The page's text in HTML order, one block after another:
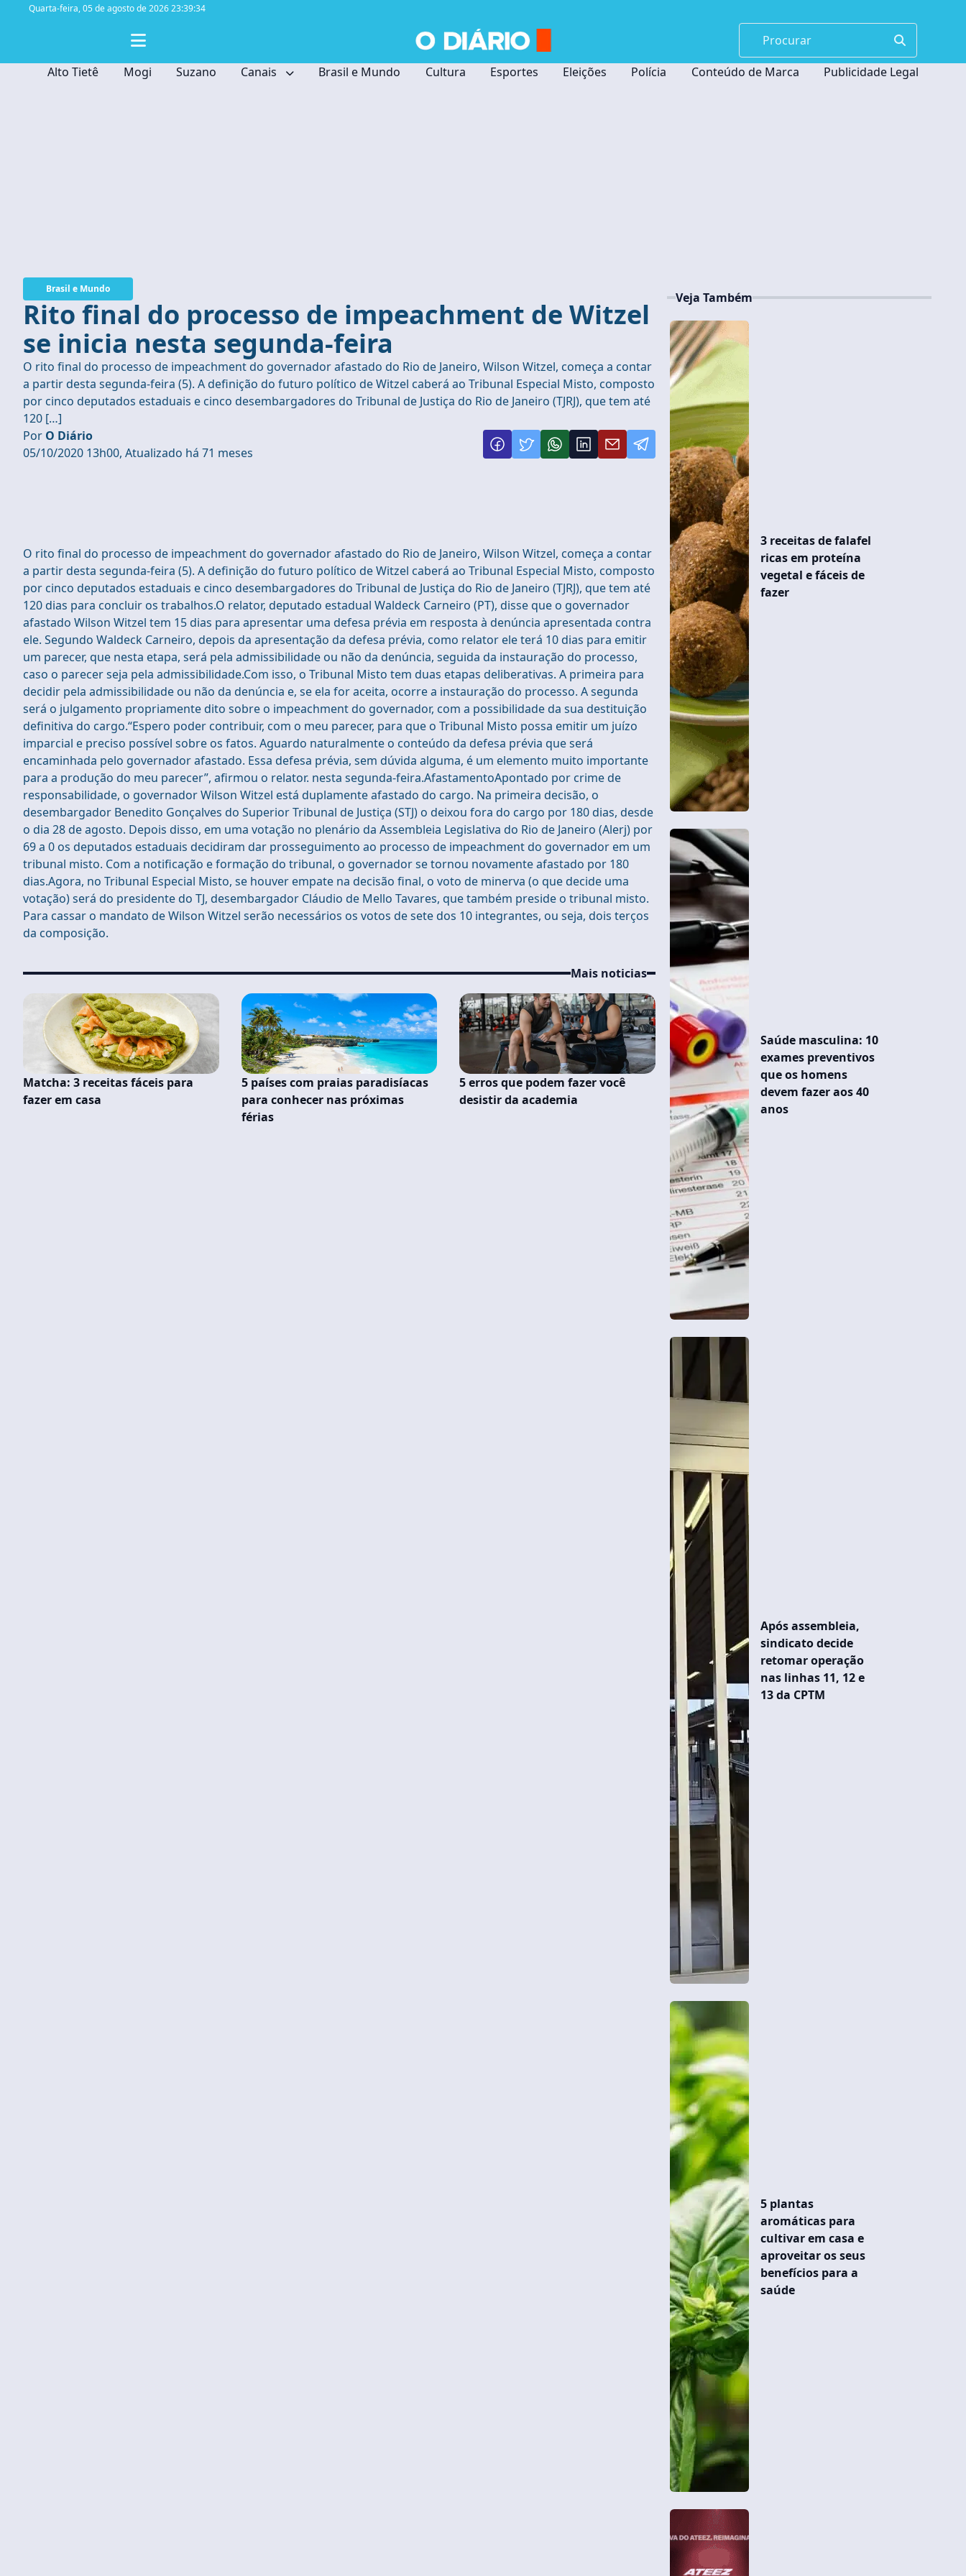
Quarta-feira,05 de agosto de 2026 23:39:35
Alto Tietê Mogi Suzano Canais Brasil e Mundo Cultura Esportes Eleições Polícia Conteúdo de Marca Publicidade Legal
Brasil e Mundo
Rito final do processo de impeachment de Witzel
se inicia nesta segunda-feira
O rito final do processo de impeachment do governador afastado do Rio de Janeiro, Wilson Witzel, começa a contar
a partir desta segunda-feira (5). A definição do futuro político de Witzel caberá ao Tribunal Especial Misto, composto
por cinco deputados estaduais e cinco desembargadores do Tribunal de Justiça do Rio de Janeiro (TJRJ), que tem até
120 […]
Por O Diário
05/10/2020 13h00, Atualizado há 71 meses
O rito final do processo de impeachment do governador afastado do Rio de Janeiro, Wilson Witzel, começa a contar
a partir desta segunda-feira (5). A definição do futuro político de Witzel caberá ao Tribunal Especial Misto, composto
por cinco deputados estaduais e cinco desembargadores do Tribunal de Justiça do Rio de Janeiro (TJRJ), que tem até
120 dias para concluir os trabalhos.O relator, deputado estadual Waldeck Carneiro (PT), disse que o governador
afastado Wilson Witzel tem 15 dias para apresentar uma defesa prévia em resposta à denúncia apresentada contra
ele. Segundo Waldeck Carneiro, depois da apresentação da defesa prévia, como relator ele terá 10 dias para emitir
um parecer, que nesta etapa, será pela admissibilidade ou não da denúncia, seguida da instauração do processo,
caso o parecer seja pela admissibilidade.Com isso, o Tribunal Misto tem duas etapas deliberativas. A primeira para
decidir pela admissibilidade ou não da denúncia e, se ela for aceita, ocorre a instauração do processo. A segunda
será o julgamento propriamente dito sobre o impeachment do governador, com a possibilidade da sua destituição
definitiva do cargo.“Espero poder contribuir, com o meu parecer, para que o Tribunal Misto possa emitir um juízo
imparcial e preciso possível sobre os fatos. Aguardo naturalmente o conteúdo da defesa prévia que será
encaminhada pelo governador afastado. Essa defesa prévia, sem dúvida alguma, é um elemento muito importante
para a produção do meu parecer”, afirmou o relator. nesta segunda-feira.AfastamentoApontado por crime de
responsabilidade, o governador Wilson Witzel está duplamente afastado do cargo. Na primeira decisão, o
desembargador Benedito Gonçalves do Superior Tribunal de Justiça (STJ) o deixou fora do cargo por 180 dias, desde
o dia 28 de agosto. Depois disso, em uma votação no plenário da Assembleia Legislativa do Rio de Janeiro (Alerj) por
69 a 0 os deputados estaduais decidiram dar prosseguimento ao processo de impeachment do governador em um
tribunal misto. Com a notificação e formação do tribunal, o governador se tornou novamente afastado por 180
dias.Agora, no Tribunal Especial Misto, se houver empate na decisão final, o voto de minerva (o que decide uma
votação) será do presidente do TJ, desembargador Cláudio de Mello Tavares, que também preside o tribunal misto.
Para cassar o mandato de Wilson Witzel serão necessários os votos de sete dos 10 integrantes, ou seja, dois terços
da composição.
Mais noticias
Matcha: 3 receitas fáceis para
fazer em casa
5 países com praias paradisíacas
para conhecer nas próximas
férias
5 erros que podem fazer você
desistir da academia
Veja Também
3 receitas de falafel
ricas em proteína
vegetal e fáceis de
fazer
Saúde masculina: 10
exames preventivos
que os homens
devem fazer aos 40
anos
Após assembleia,
sindicato decide
retomar operação
nas linhas 11, 12 e
13 da CPTM
5 plantas
aromáticas para
cultivar em casa e
aproveitar os seus
benefícios para a
saúde